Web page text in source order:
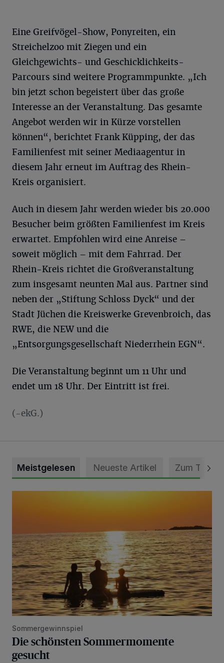
Eine Greifvögel-Show, Ponyreiten, ein
Streichelzoo mit Ziegen und ein
Gleichgewichts- und Geschicklichkeits-
Parcours sind weitere Programmpunkte. „Ich
bin jetzt schon begeistert über das große
Interesse an der Veranstaltung. Das gesamte
Angebot werden wir in Kürze vorstellen
können“, berichtet Frank Küpping, der das
Familienfest mit seiner Mediaagentur in
diesem Jahr erneut im Auftrag des Rhein-
Kreis organisiert.
Auch in diesem Jahr werden wieder bis 20.000
Besucher beim größten Familienfest im Kreis
erwartet. Empfohlen wird eine Anreise –
soweit möglich – mit dem Fahrrad. Der
Rhein-Kreis richtet die Großveranstaltung
zum insgesamt neunten Mal aus. Partner sind
neben der „Stiftung Schloss Dyck“ und der
Stadt Jüchen die Kreiswerke Grevenbroich, das
RWE, die NEW und die
„Entsorgungsgesellschaft Niederrhein EGN“.
Die Veranstaltung beginnt um 11 Uhr und
endet um 18 Uhr. Der Eintritt ist frei.
(-ekG.)
Meistgelesen Neueste Artikel Zum Thema
Die schönsten Sommermomente gesucht
Sommergewinnspiel
Die schönsten Sommermomente
gesucht